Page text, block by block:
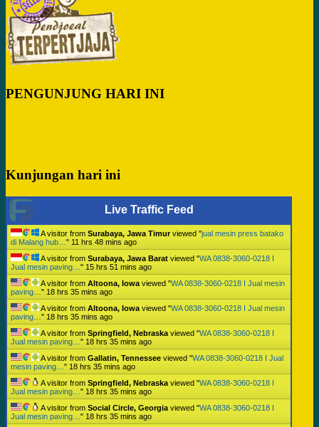
PENGUNJUNG HARI INI
Kunjungan hari ini
Live Traffic Feed
A visitor from Surabaya, Jawa Timurviewed "jual mesin press batako
di Malang hub… " 11 hrs 48 mins ago
A visitor from Surabaya, Jawa Barat viewed "WA 0838-3060-0218 I
Jual mesin paving… " 15 hrs 51 mins ago
A visitor from Altoona, Iowa viewed "WA 0838-3060-0218 I Jual mesin
paving… " 18 hrs 35 mins ago
A visitor from Altoona, Iowa viewed "WA 0838-3060-0218 I Jual mesin
paving… " 18 hrs 35 mins ago
A visitor from Springfield, Nebraska viewed "WA 0838-3060-0218 I
Jual mesin paving… " 18 hrs 35 mins ago
A visitor from Gallatin, Tennessee viewed "WA 0838-3060-0218 I Jual
mesin paving… " 18 hrs 35 mins ago
A visitor from Springfield, Nebraska viewed "WA 0838-3060-0218 I
Jual mesin paving… " 18 hrs 35 mins ago
A visitor from Social Circle, Georgia viewed "WA 0838-3060-0218 I
Jual mesin paving… " 18 hrs 35 mins ago